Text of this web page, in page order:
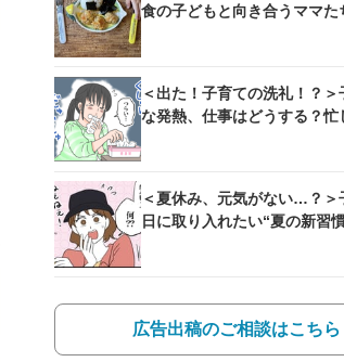
食の子どもと向き合うママた
＜出た！子育ての洗礼！？＞
な発熱、仕事はどうする？忙
＜夏休み、元気がない…？＞
日に取り入れたい“夏の新習
広告出稿のご相談はこちら